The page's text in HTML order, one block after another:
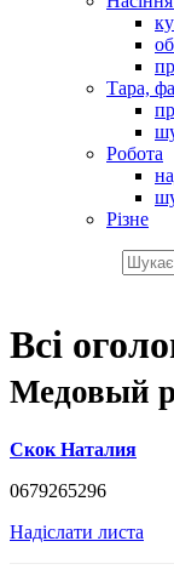
Тара,
Робота
Різне
Всі
Медовый
Скок Наталия
0679265296
Надіслати листа